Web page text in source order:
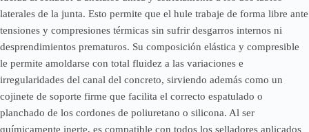
laterales de la junta. Esto permite que el hule trabaje de forma libre ante
tensiones y compresiones térmicas sin sufrir desgarros internos ni
desprendimientos prematuros. Su composición elástica y compresible
le permite amoldarse con total fluidez a las variaciones e
irregularidades del canal del concreto, sirviendo además como un
cojinete de soporte firme que facilita el correcto espatulado o
planchado de los cordones de poliuretano o silicona. Al ser
químicamente inerte, es compatible con todos los selladores aplicados